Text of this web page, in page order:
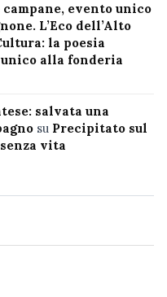
evento unico
L’Eco dell’Alto
la poesia
alla fonderia
salvata una
su Precipitato sul
vita